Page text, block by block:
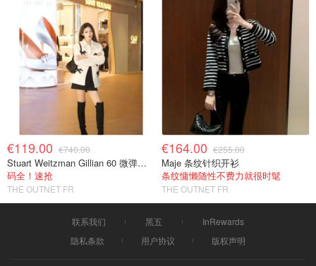
€119.00 €740.00
Stuart Weitzman Gillian 60 微弹绒面过膝靴 黑色
码全！速抢
THE OUTNET FR
€164.00 €255.00
Maje 条纹针织开衫
条纹慵懒随性不费力就很时髦
THE OUTNET FR
联系我们 黑五
InRewards
隐私条款
用户协议 版权声明